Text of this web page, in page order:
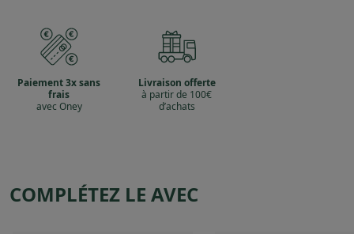
Paiement 3x sans
frais
avec Oney
Livraison offerte
à partir de 100€
d’achats
COMPLÉTEZ LE AVEC